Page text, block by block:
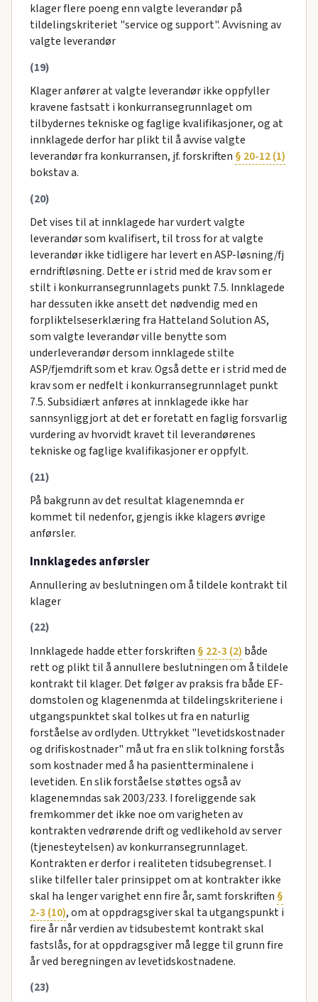
klager flere poeng enn valgte leverandør på
tildelingskriteriet "service og support". Avvisning av
valgte leverandør
(19)
Klager anfører at valgte leverandør ikke oppfyller
kravene fastsatt i konkurransegrunnlaget om
tilbydernes tekniske og faglige kvalifikasjoner, og at
innklagede derfor har plikt til å avvise valgte
leverandør fra konkurransen, jf. forskriften § 20-12 (1)
bokstav a.
(20)
Det vises til at innklagede har vurdert valgte
leverandør som kvalifisert, til tross for at valgte
leverandør ikke tidligere har levert en ASP-løsning/fj
erndriftløsning. Dette er i strid med de krav som er
stilt i konkurransegrunnlagets punkt 7.5. Innklagede
har dessuten ikke ansett det nødvendig med en
forpliktelseserklæring fra Hatteland Solution AS,
som valgte leverandør ville benytte som
underleverandør dersom innklagede stilte
ASP/fjemdrift som et krav. Også dette er i strid med de
krav som er nedfelt i konkurransegrunnlaget punkt
7.5. Subsidiært anføres at innklagede ikke har
sannsynliggjort at det er foretatt en faglig forsvarlig
vurdering av hvorvidt kravet til leverandørenes
tekniske og faglige kvalifikasjoner er oppfylt.
(21)
På bakgrunn av det resultat klagenemnda er
kommet til nedenfor, gjengis ikke klagers øvrige
anførsler.
Innklagedes anførsler
Annullering av beslutningen om å tildele kontrakt til
klager
(22)
Innklagede hadde etter forskriften § 22-3 (2) både
rett og plikt til å annullere beslutningen om å tildele
kontrakt til klager. Det følger av praksis fra både EF-
domstolen og klagenenmda at tildelingskriteriene i
utgangspunktet skal tolkes ut fra en naturlig
forståelse av ordlyden. Uttrykket "levetidskostnader
og drifiskostnader" må ut fra en slik tolkning forstås
som kostnader med å ha pasientterminalene i
levetiden. En slik forståelse støttes også av
klagenemndas sak 2003/233. I foreliggende sak
fremkommer det ikke noe om varigheten av
kontrakten vedrørende drift og vedlikehold av server
(tjenesteytelsen) av konkurransegrunnlaget.
Kontrakten er derfor i realiteten tidsubegrenset. I
slike tilfeller taler prinsippet om at kontrakter ikke
skal ha lenger varighet enn fire år, samt forskriften §
2-3 (10), om at oppdragsgiver skal ta utgangspunkt i
fire år når verdien av tidsubestemt kontrakt skal
fastslås, for at oppdragsgiver må legge til grunn fire
år ved beregningen av levetidskostnadene.
(23)